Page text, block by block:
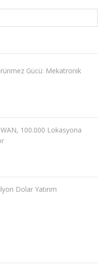
Gücü: Mekatronik
100.000 Lokasyona
Dolar Yatırım